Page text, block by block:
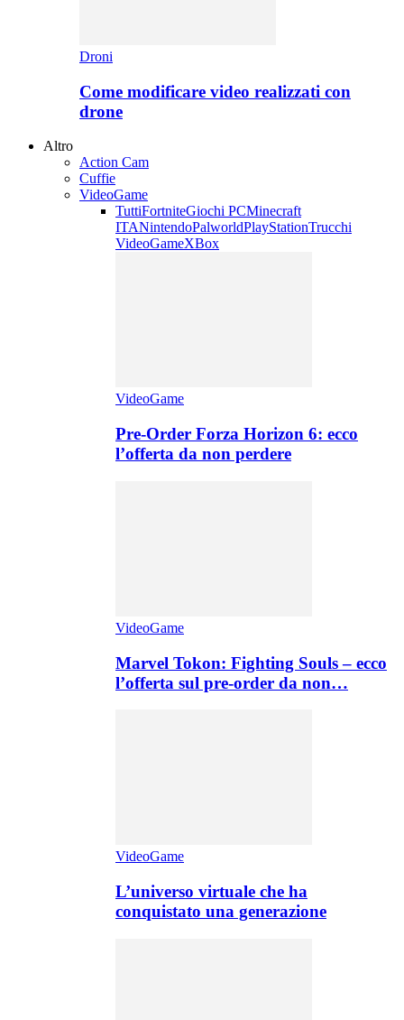
Droni
Come modificare video realizzati con
drone
Altro
Action Cam
Cuffie
VideoGame
TuttiFortniteGiochi PCMinecraft
ITANintendoPalworldPlayStationTrucchi
VideoGameXBox
VideoGame
Pre-Order Forza Horizon 6: ecco
l’offerta da non perdere
VideoGame
Marvel Tokon: Fighting Souls – ecco
l’offerta sul pre-order da non…
VideoGame
L’universo virtuale che ha
conquistato una generazione